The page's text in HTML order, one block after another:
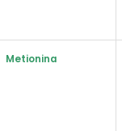
Metionina